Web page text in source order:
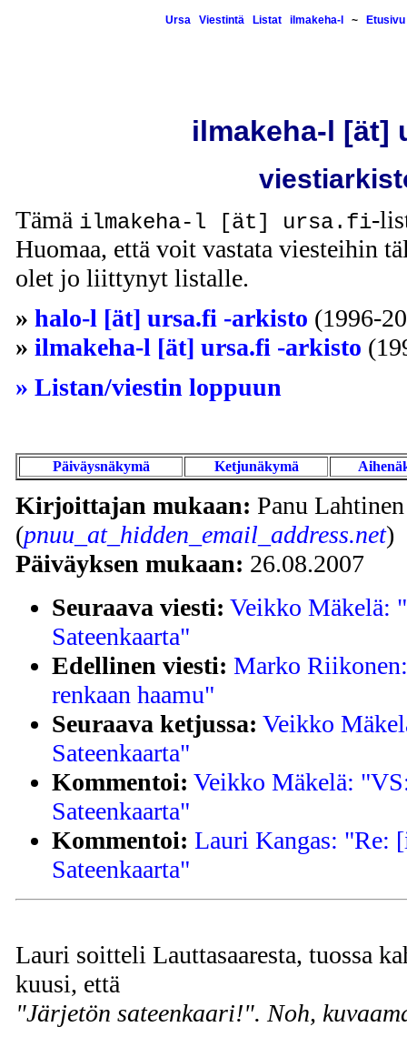
Ursa Viestintä Listat ilmakeha-l ~ Etusivu
ilmakeha-l [ät]
Tämä ilmakeha-l [ät] ursa.fi-
Huomaa, että voit vastata viesteihin
olet jo liittynyt listalle.
» halo-l [ät] ursa.fi -arkisto (1996-
» ilmakeha-l [ät] ursa.fi -arkisto
» Listan/viestin loppuun
Päiväysnäkymä Ketjunäkymä
Kirjoittajan mukaan: Panu Lahtinen
(pnuu_at_hidden_email_address.net)
Päiväyksen mukaan: 26.08.2007
Seuraava viesti: Veikko Mäkelä:
Sateenkaarta"
Edellinen viesti: Marko
renkaan haamu"
Seuraava ketjussa: Veikko
Sateenkaarta"
Kommentoi: Veikko Mäkelä:
Sateenkaarta"
Kommentoi: Lauri Kangas: "Re:
Sateenkaarta"
Lauri soitteli Lauttasaaresta, tuossa
kuusi, että
"Järjetön sateenkaari!". Noh,